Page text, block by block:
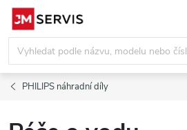
Přejít
obsah
PHILIPS náhradní díly